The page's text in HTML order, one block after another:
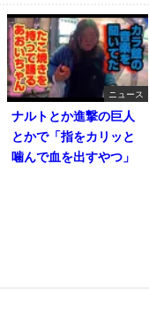
ニュース
ナルトとか進撃の巨人
とかで「指をカリッと
噛んで血を出すやつ」